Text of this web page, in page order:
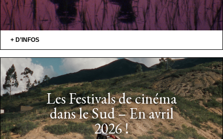
+ D’INFOS
Les Festivals de cinéma
dans le Sud – En avril
2026 !